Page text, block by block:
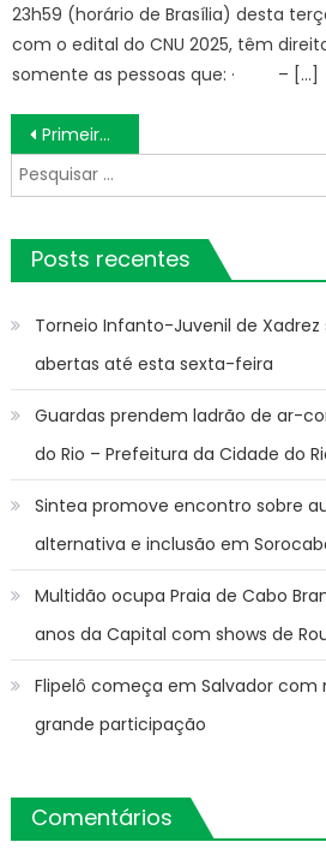
23h59 (horário de Brasília) desta
com o edital do CNU 2025, têm
somente as pessoas que: · – […]
Navegação
de
Post
Primeira audiência pública reúne comunidade para discutir implantação do Campus Jaçanã – IFSP
Pesquisar
por:
Posts recentes
Torneio Infanto-Juvenil de
abertas até esta sexta-feira
Guardas prendem ladrão de ar-
do Rio – Prefeitura da Cidade do
Sintea promove encontro sobre
alternativa e inclusão em
Multidão ocupa Praia de Cabo
anos da Capital com shows de
Flipelô começa em Salvador com
grande participação
Comentários